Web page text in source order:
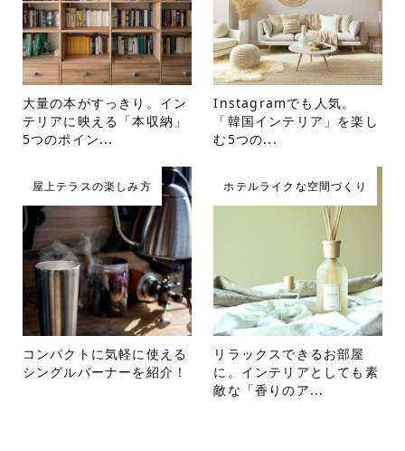
大量の本がすっきり。イン
テリアに映える「本収納」
5つのポイン...
Instagramでも人気。
「韓国インテリア」を楽し
む5つの...
屋上テラスの楽しみ方
コンパクトに気軽に使える
シングルバーナーを紹介！
ホテルライクな空間づくり
リラックスできるお部屋
に。インテリアとしても素
敵な「香りのア...